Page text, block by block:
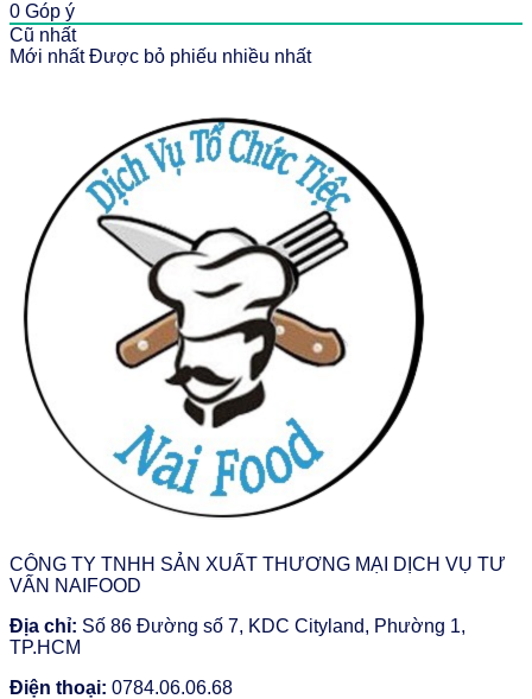
0 Góp ý
Cũ nhất
Mới nhất Được bỏ phiếu nhiều nhất
CÔNG TY TNHH SẢN XUẤT THƯƠNG MẠI DỊCH VỤ TƯ
VẤN NAIFOOD
Địa chỉ: Số 86 Đường số 7, KDC Cityland, Phường 1,
TP.HCM
Điện thoại: 0784.06.06.68